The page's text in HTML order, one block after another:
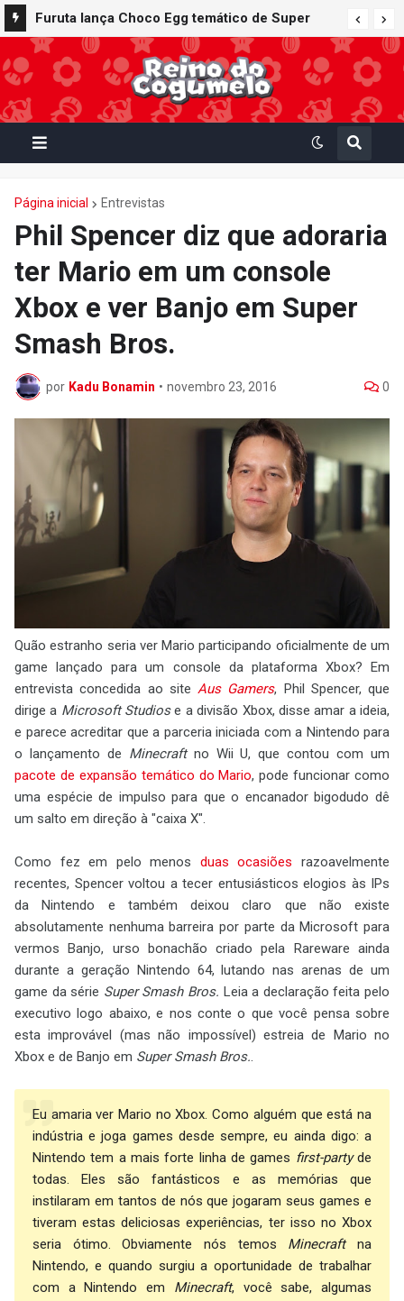
Furuta lança Choco Egg temático de Super
Mario Party Jamboree — Nintendo Switch 2
Edition + Jamboree TV com 15 miniaturas
colecionáveis
Página inicial Entrevistas
Phil Spencer diz que adoraria
ter Mario em um console
Xbox e ver Banjo em Super
Smash Bros.
por Kadu Bonamin • novembro 23, 2016 0
Quão estranho seria ver Mario participando oficialmente de um
game lançado para um console da plataforma Xbox? Em
entrevista concedida ao site Aus Gamers, Phil Spencer, que
dirige a Microsoft Studiose a divisão Xbox, disse amar a ideia,
e parece acreditar que a parceria iniciada com a Nintendo para
o lançamento de Minecraftno Wii U, que contou com um
pacote de expansão temático do Mario, pode funcionar como
uma espécie de impulso para que o encanador bigodudo dê
um salto em direção à "caixa X".
Como fez em pelo menos duas ocasiões razoavelmente
recentes, Spencer voltou a tecer entusiásticos elogios às IPs
da Nintendo e também deixou claro que não existe
absolutamente nenhuma barreira por parte da Microsoft para
vermos Banjo, urso bonachão criado pela Rareware ainda
durante a geração Nintendo 64, lutando nas arenas de um
game da série Super Smash Bros. Leia a declaração feita pelo
executivo logo abaixo, e nos conte o que você pensa sobre
esta improvável (mas não impossível) estreia de Mario no
Xbox e de Banjo em Super Smash Bros..
Eu amaria ver Mario no Xbox. Como alguém que está na
indústria e joga games desde sempre, eu ainda digo: a
Nintendo tem a mais forte linha de games first-partyde
todas. Eles são fantásticos e as memórias que
instilaram em tantos de nós que jogaram seus games e
tiveram estas deliciosas experiências, ter isso no Xbox
seria ótimo. Obviamente nós temos Minecraftna
Nintendo, e quando surgiu a oportunidade de trabalhar
com a Nintendo em Minecraft, você sabe, algumas